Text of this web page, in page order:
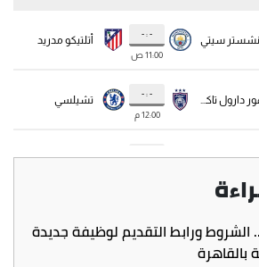
دولارا.. الشروط ورابط التقديم لوظيفة جديدة
بالقاهرة